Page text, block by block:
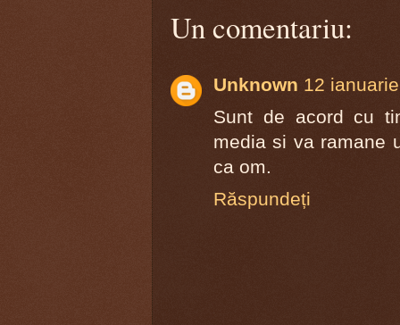
Un comentariu:
Unknown 12
Sunt de acord cu
media si va ramane
ca om.
Răspundeți